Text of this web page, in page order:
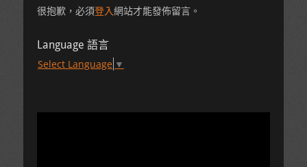
很抱歉，必須登入網站才能發佈留言。
Language 語言
Select Language ▼